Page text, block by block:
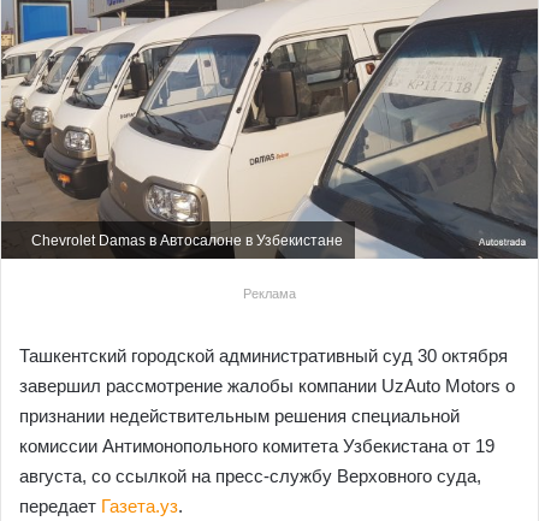
Chevrolet Damas в Автосалоне в Узбекистане
Реклама
Ташкентский городской административный суд 30 октября
завершил рассмотрение жалобы компании UzAuto Motors о
признании недействительным решения специальной
комиссии Антимонопольного комитета Узбекистана от 19
августа, со ссылкой на пресс-службу Верховного суда,
передает Газета.уз.